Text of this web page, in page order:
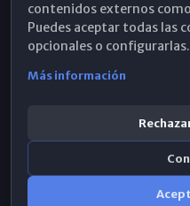
WhatsApp
contenidos externos
Puedes aceptar todas las
opcionales o configurarlas.
Más información